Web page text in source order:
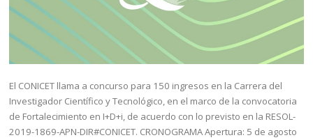
El CONICET llama a concurso para 150 ingresos en la Carrera del
Investigador Científico y Tecnológico, en el marco de la convocatoria
de Fortalecimiento en I+D+i, de acuerdo con lo previsto en la RESOL-
2019-1869-APN-DIR#CONICET. CRONOGRAMA Apertura: 5 de agosto